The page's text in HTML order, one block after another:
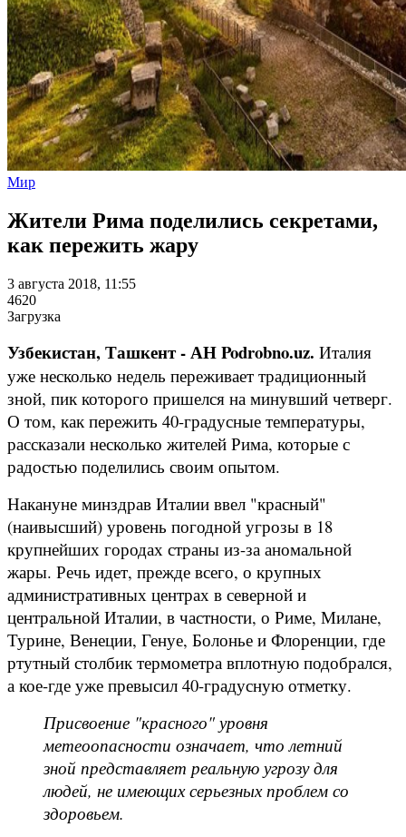
Мир
Жители Рима поделились секретами,
как пережить жару
3 августа 2018, 11:55
4620
Загрузка
Узбекистан, Ташкент - АН Podrobno.uz. Италия
уже несколько недель переживает традиционный
зной, пик которого пришелся на минувший четверг.
О том, как пережить 40-градусные температуры,
рассказали несколько жителей Рима, которые с
радостью поделились своим опытом.
Накануне минздрав Италии ввел "красный"
(наивысший) уровень погодной угрозы в 18
крупнейших городах страны из-за аномальной
жары. Речь идет, прежде всего, о крупных
административных центрах в северной и
центральной Италии, в частности, о Риме, Милане,
Турине, Венеции, Генуе, Болонье и Флоренции, где
ртутный столбик термометра вплотную подобрался,
а кое-где уже превысил 40-градусную отметку.
Присвоение "красного" уровня
метеоопасности означает, что летний
зной представляет реальную угрозу для
людей, не имеющих серьезных проблем со
здоровьем.